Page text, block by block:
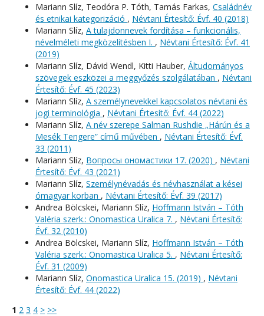
Mariann Slíz, Teodóra P. Tóth, Tamás Farkas, Családnév
és etnikai kategorizáció , Névtani Értesítő: Évf. 40 (2018)
Mariann Slíz, A tulajdonnevek fordítása – funkcionális,
névelméleti megközelítésben I. , Névtani Értesítő: Évf. 41
(2019)
Mariann Slíz, Dávid Wendl, Kitti Hauber, Áltudományos
szövegek eszközei a meggyőzés szolgálatában , Névtani
Értesítő: Évf. 45 (2023)
Mariann Slíz, A személynevekkel kapcsolatos névtani és
jogi terminológia , Névtani Értesítő: Évf. 44 (2022)
Mariann Slíz, A név szerepe Salman Rushdie „Hárún és a
Mesék Tengere” című művében , Névtani Értesítő: Évf.
33 (2011)
Mariann Slíz, Вопросы oномастики 17. (2020) , Névtani
Értesítő: Évf. 43 (2021)
Mariann Slíz, Személynévadás és névhasználat a kései
ómagyar korban , Névtani Értesítő: Évf. 39 (2017)
Andrea Bölcskei, Mariann Slíz, Hoffmann István – Tóth
Valéria szerk.: Onomastica Uralica 7. , Névtani Értesítő:
Évf. 32 (2010)
Andrea Bölcskei, Mariann Slíz, Hoffmann István – Tóth
Valéria szerk.: Onomastica Uralica 5. , Névtani Értesítő:
Évf. 31 (2009)
Mariann Slíz, Onomastica Uralica 15. (2019) , Névtani
Értesítő: Évf. 44 (2022)
1 2 3 4 > >>